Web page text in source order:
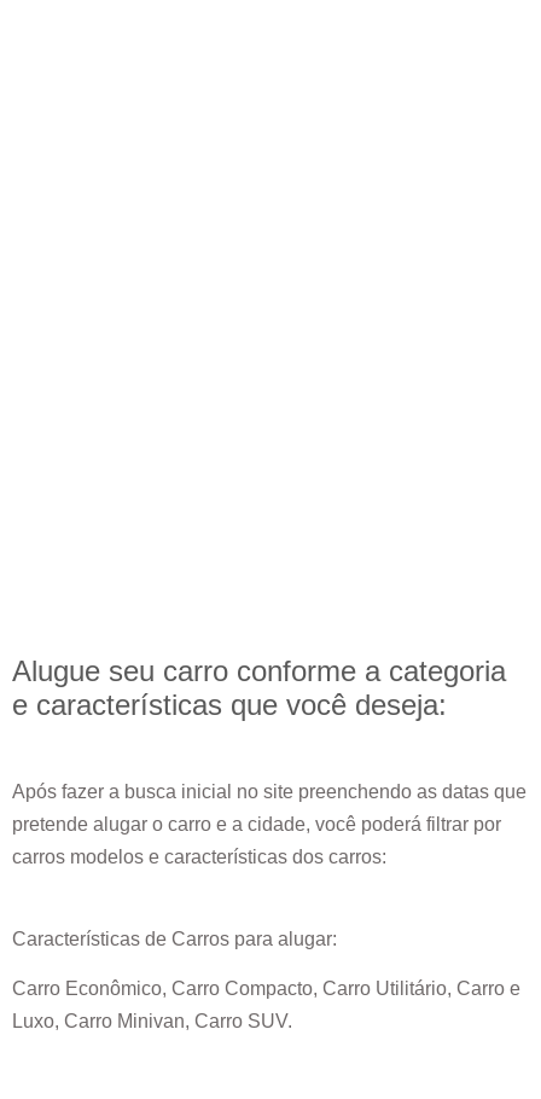
Alugue seu carro conforme a categoria
e características que você deseja:
Após fazer a busca inicial no site preenchendo as datas que
pretende alugar o carro e a cidade, você poderá filtrar por
carros modelos e características dos carros:
Características de Carros para alugar:
Carro Econômico, Carro Compacto, Carro Utilitário, Carro e
Luxo, Carro Minivan, Carro SUV.